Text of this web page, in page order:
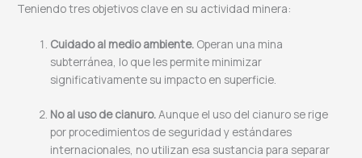
Teniendo tres objetivos clave en su actividad minera:
Cuidado al medio ambiente. Operan una mina
subterránea, lo que les permite minimizar
significativamente su impacto en superficie.
No al uso de cianuro.Aunque el uso del cianuro se rige
por procedimientos de seguridad y estándares
internacionales, no utilizan esa sustancia para separar